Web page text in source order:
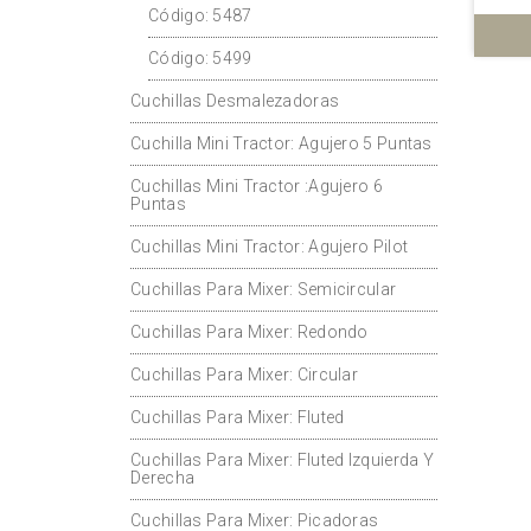
Código: 5487
Código: 5499
Cuchillas Desmalezadoras
Cuchilla Mini Tractor: Agujero 5 Puntas
Cuchillas Mini Tractor :Agujero 6
Puntas
Cuchillas Mini Tractor: Agujero Pilot
Cuchillas Para Mixer: Semicircular
Cuchillas Para Mixer: Redondo
Cuchillas Para Mixer: Circular
Cuchillas Para Mixer: Fluted
Cuchillas Para Mixer: Fluted Izquierda Y
Derecha
Cuchillas Para Mixer: Picadoras